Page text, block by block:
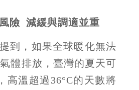
險 減緩與調適並重
到，如果全球暖化無法
體排放，臺灣的夏天可
高溫超過36°C的天數將